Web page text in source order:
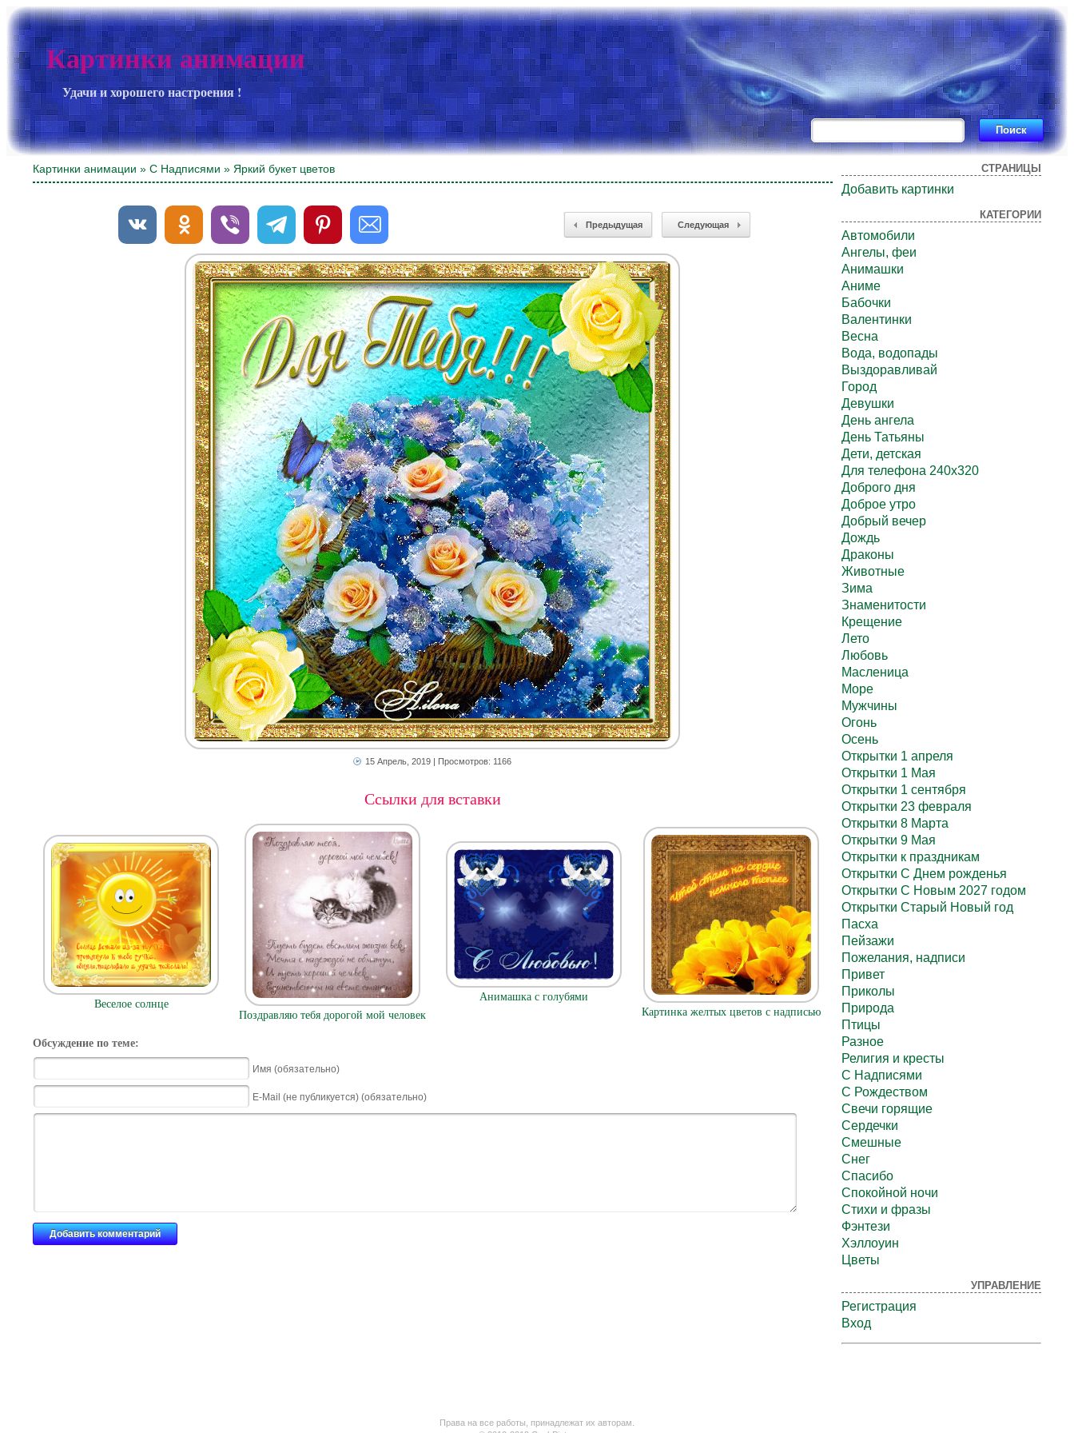
Картинки анимации
Удачи и хорошего настроения !
Картинки анимации »С Надписями » Яркий букет цветов
Предыдущая Следующая
15 Апрель, 2019 | Просмотров: 1166
Ссылки для вставки
Веселое солнце
Поздравляю тебя дорогой мой человек
Анимашка с голубями
Картинка желтых цветов с надписью
Обсуждение по теме:
Имя (обязательно)
E-Mail (не публикуется) (обязательно)
СТРАНИЦЫ
Добавить картинки
КАТЕГОРИИ
Автомобили
Ангелы, феи
Анимашки
Аниме
Бабочки
Валентинки
Весна
Вода, водопады
Выздоравливай
Город
Девушки
День ангела
День Татьяны
Дети, детская
Для телефона 240х320
Доброго дня
Доброе утро
Добрый вечер
Дождь
Драконы
Животные
Зима
Знаменитости
Крещение
Лето
Любовь
Масленица
Море
Мужчины
Огонь
Осень
Открытки 1 апреля
Открытки 1 Мая
Открытки 1 сентября
Открытки 23 февраля
Открытки 8 Марта
Открытки 9 Мая
Открытки к праздникам
Открытки С Днем рожденья
Открытки С Новым 2027 годом
Открытки Старый Новый год
Пасха
Пейзажи
Пожелания, надписи
Привет
Приколы
Природа
Птицы
Разное
Религия и кресты
С Надписями
С Рождеством
Свечи горящие
Сердечки
Смешные
Снег
Спасибо
Спокойной ночи
Стихи и фразы
Фэнтези
Хэллоуин
Цветы
УПРАВЛЕНИЕ
Регистрация
Вход
Права на все работы, принадлежат их авторам.